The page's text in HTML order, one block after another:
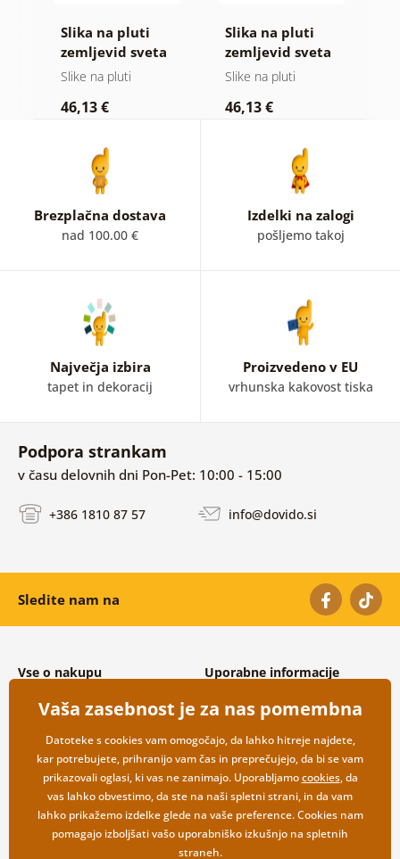
Slika na pluti
zemljevid sveta
na lesenem
Slike na pluti
46,13 €
Slika na pluti
zemljevid sveta
na lesu
Slike na pluti
46,13 €
Brezplačna dostava
nad 100.00 €
Izdelki na zalogi
pošljemo takoj
Največja izbira
tapet in dekoracij
Proizvedeno v EU
vrhunska kakovost tiska
Podpora strankam
v času delovnih dni Pon-Pet: 10:00 - 15:00
+386 1810 87 57 info@dovido.si
Sledite nam na
Vse o nakupu
Splošni in reklamacijski pogoji
Varovanje osebnih podatkov
Možnosti dostave in plačila
Vračilo blaga
Uporabne informacije
Pogosto zastavljena vprašanja
Kontakti
Veleprodaja
Vaša zasebnost je za nas pomembna
Datoteke s cookies vam omogočajo, da lahko hitreje najdete,
kar potrebujete, prihranijo vam čas in preprečujejo, da bi se vam
prikazovali oglasi, ki vas ne zanimajo. Uporabljamocookies, da
vas lahko obvestimo, da ste na naši spletni strani, in da vam
lahko prikažemo izdelke glede na vaše preference. Cookies nam
pomagajo izboljšati vašo uporabniško izkušnjo na spletnih
straneh.